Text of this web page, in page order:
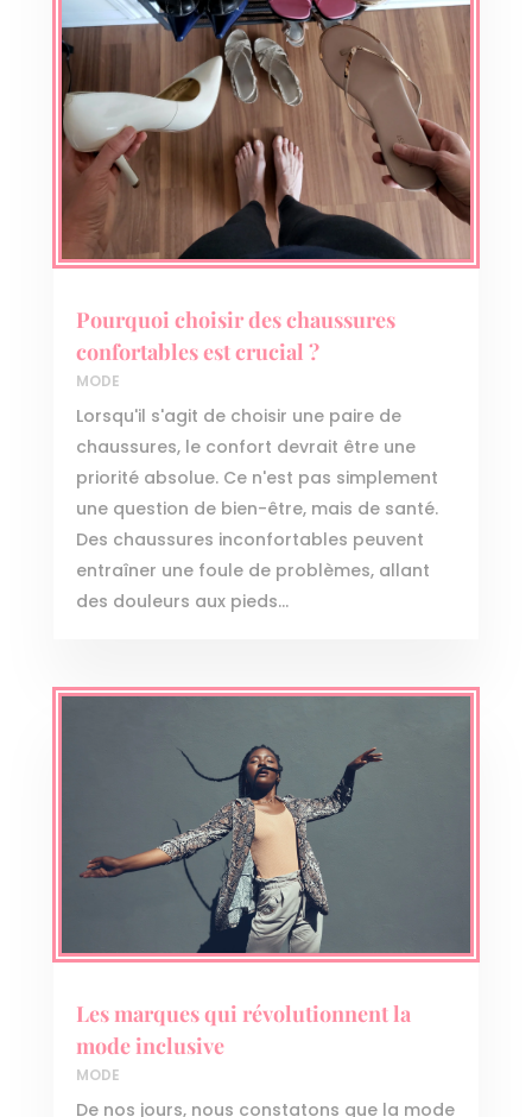
Pourquoi choisir des chaussures
confortables est crucial ?
MODE
Lorsqu'il s'agit de choisir une paire de
chaussures, le confort devrait être une
priorité absolue. Ce n'est pas simplement
une question de bien-être, mais de santé.
Des chaussures inconfortables peuvent
entraîner une foule de problèmes, allant
des douleurs aux pieds...
Les marques qui révolutionnent la
mode inclusive
MODE
De nos jours, nous constatons que la mode